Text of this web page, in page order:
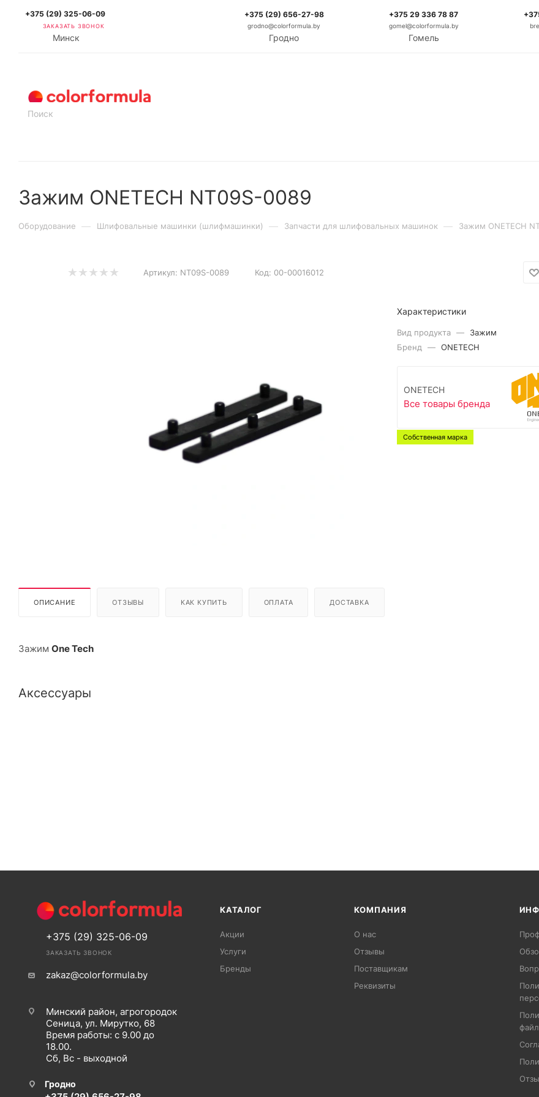
+375 (29) 325-06-09
ЗАКАЗАТЬ ЗВОНОК
Минск
+375 (29) 656-27-98
grodno@colorformula.by
Гродно
+375 29 336 78 87
gomel@colorformula.by
Гомель
Зажим ONETECH NT09S-0089
Оборудование — Шлифовальные машинки (шлифмашинки) — Запчасти для шлифовальных машинок — Зажим ONETECH
Артикул: NT09S-0089 Код: 00-00016012
Характеристики
Вид продукта —
Зажим
Бренд
— ONETECH
ONETECH
Все товары бренда
Собственная марка
ОПИСАНИЕ ОТЗЫВЫ КАК КУПИТЬ ОПЛАТА ДОСТАВКА
Зажим One Tech
Аксессуары
+375 (29) 325-06-09
ЗАКАЗАТЬ ЗВОНОК
zakaz@colorformula.by
Минский район, агрогородок
Сеница, ул. Мирутко, 68
Время работы: с 9.00 до
18.00.
Сб, Вс - выходной
Гродно
КАТАЛОГ
Акции
Услуги
Бренды
КОМПАНИЯ
О нас
Отзывы
Поставщикам
Реквизиты